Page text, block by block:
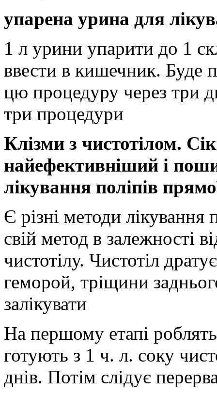
упарена урина для
1 л урини упарити до 1
ввести в кишечник. Буде
цю процедуру через три
три процедури
Клізми з чистотілом.
найефективніший і
лікування поліпів
Є різні методи лікування
свій метод в залежності
чистотілу. Чистотіл
геморой, тріщини
залікувати
На першому етапі
готують з 1 ч. л. соку
днів. Потім слідує